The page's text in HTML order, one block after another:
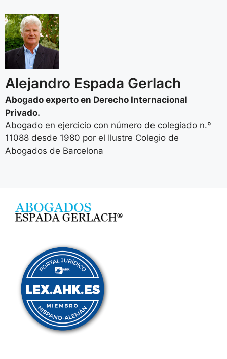
Alejandro Espada Gerlach
Abogado experto en Derecho Internacional
Privado.
Abogado en ejercicio con número de colegiado n.º
11088 desde 1980 por el Ilustre Colegio de
Abogados de Barcelona